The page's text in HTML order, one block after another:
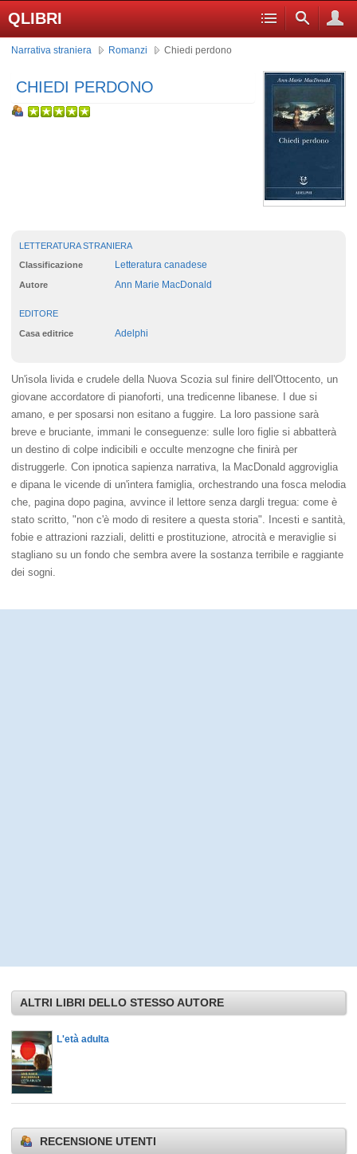
QLIBRI
Narrativa straniera Romanzi Chiedi perdono
CHIEDI PERDONO
LETTERATURA STRANIERA
Classificazione Letteratura canadese
Autore Ann Marie MacDonald
EDITORE
Casa editrice Adelphi
Un'isola livida e crudele della Nuova Scozia sul finire dell'Ottocento, un
giovane accordatore di pianoforti, una tredicenne libanese. I due si
amano, e per sposarsi non esitano a fuggire. La loro passione sarà
breve e bruciante, immani le conseguenze: sulle loro figlie si abbatterà
un destino di colpe indicibili e occulte menzogne che finirà per
distruggerle. Con ipnotica sapienza narrativa, la MacDonald aggroviglia
e dipana le vicende di un'intera famiglia, orchestrando una fosca melodia
che, pagina dopo pagina, avvince il lettore senza dargli tregua: come è
stato scritto, "non c'è modo di resitere a questa storia". Incesti e santità,
fobie e attrazioni razziali, delitti e prostituzione, atrocità e meraviglie si
stagliano su un fondo che sembra avere la sostanza terribile e raggiante
dei sogni.
ALTRI LIBRI DELLO STESSO AUTORE
L'età adulta
RECENSIONE UTENTI